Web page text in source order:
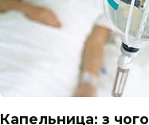
Капельница: з чого